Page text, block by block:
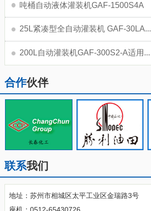
吨桶自动液体灌装机GAF-1500S4A
25L紧凑型全自动灌装机 GAF-30LA...
200L自动灌装机GAF-300S2-A适用...
合作伙伴
联系我们
地址：苏州市相城区太平工业区金瑞路3号